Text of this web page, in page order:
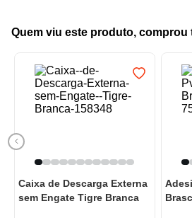
Quem viu este produto, comprou
Caixa de Descarga Externa
sem Engate Tigre Branca